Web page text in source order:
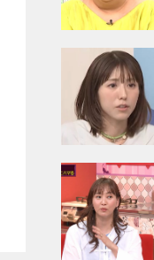
スキボタン